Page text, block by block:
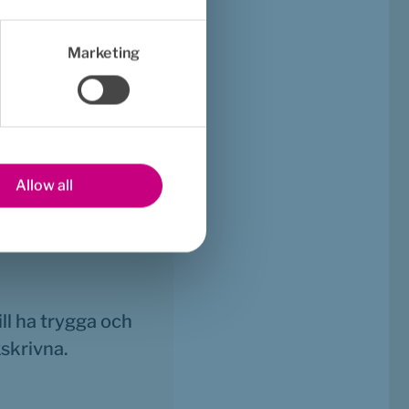
Marketing
Allow all
samtal, konflikter,
förutsättningar
ha trygga och